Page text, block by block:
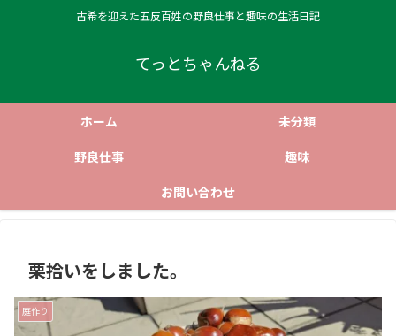
古希を迎えた五反百姓の野良仕事と趣味の生活日記
てっとちゃんねる
ホーム
未分類
野良仕事
趣味
お問い合わせ
栗拾いをしました。
庭作り